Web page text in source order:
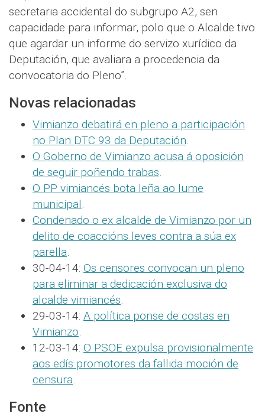
secretaria accidental do subgrupo A2, sen
capacidade para informar, polo que o Alcalde tivo
que agardar un informe do servizo xurídico da
Deputación, que avaliara a procedencia da
convocatoria do Pleno”.
Novas relacionadas
Vimianzo debatirá en pleno a participación
no Plan DTC 93 da Deputación.
O Goberno de Vimianzo acusa á oposición
de seguir poñendo trabas.
O PP vimiancés bota leña ao lume
municipal.
Condenado o ex alcalde de Vimianzo por un
delito de coaccións leves contra a súa ex
parella.
30-04-14: Os censores convocan un pleno
para eliminar a dedicación exclusiva do
alcalde vimiancés.
29-03-14: A política ponse de costas en
Vimianzo.
12-03-14: O PSOE expulsa provisionalmente
aos edís promotores da fallida moción de
censura.
Fonte